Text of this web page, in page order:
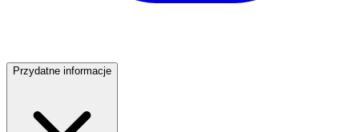
Przydatne informacje